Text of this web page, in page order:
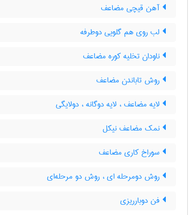
آهن قیچی مضاعف
لب روی هم گلویی دوطرفه
ناودان تخلیه کوره مضاعف
روش تاباندن مضاعف
لایه مضاعف ، لایه دوگانه ، دولایگی
نمک مضاعف نیکل
سوراخ کاری مضاعف
روش دومرحله ای ، روش دو مرحله‌ای
فن دوبارریزی